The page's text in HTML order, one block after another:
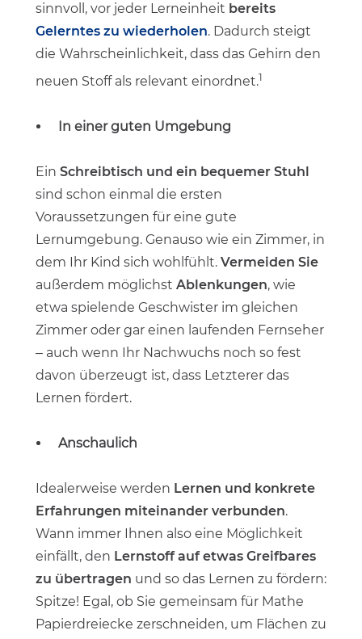
sinnvoll, vor jeder Lerneinheit bereits
Gelerntes zu wiederholen. Dadurch steigt
die Wahrscheinlichkeit, dass das Gehirn den
neuen Stoff als relevant einordnet.1
In einer guten Umgebung
Ein Schreibtisch und ein bequemer Stuhl
sind schon einmal die ersten
Voraussetzungen für eine gute
Lernumgebung. Genauso wie ein Zimmer, in
dem Ihr Kind sich wohlfühlt. Vermeiden Sie
außerdem möglichst Ablenkungen, wie
etwa spielende Geschwister im gleichen
Zimmer oder gar einen laufenden Fernseher
– auch wenn Ihr Nachwuchs noch so fest
davon überzeugt ist, dass Letzterer das
Lernen fördert.
Anschaulich
Idealerweise werden Lernen und konkrete
Erfahrungen miteinander verbunden.
Wann immer Ihnen also eine Möglichkeit
einfällt, den Lernstoff auf etwas Greifbares
zu übertragen und so das Lernen zu fördern:
Spitze! Egal, ob Sie gemeinsam für Mathe
Papierdreiecke zerschneiden, um Flächen zu